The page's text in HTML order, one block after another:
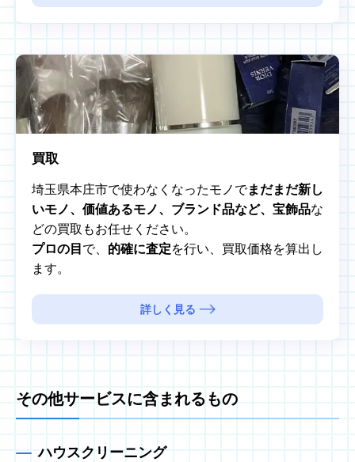
買取
埼玉県本庄市で使わなくなったモノでまだまだ新し
いモノ、価値あるモノ、ブランド品など、宝飾品な
どの買取もお任せください。
プロの目 で、 的確に査定を行い、買取価格を算出し
ます。
詳しく見る
その他サービスに含まれるもの
ハウスクリーニング